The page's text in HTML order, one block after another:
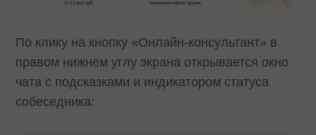
По клику на кнопку «Онлайн-консультант» в
правом нижнем углу экрана открывается окно
чата с подсказками и индикатором статуса
собеседника: